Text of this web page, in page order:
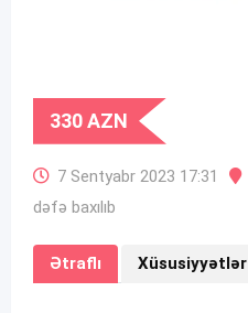
330AZN
7 Sentyabr 2023 17:31
dəfə baxılıb
Ətraflı Xüsusiyyətlər